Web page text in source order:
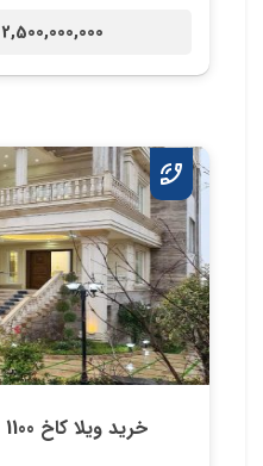
2,500,000,000 تومان /
خرید ویلا کاخ 1100 متری در منطقه برند